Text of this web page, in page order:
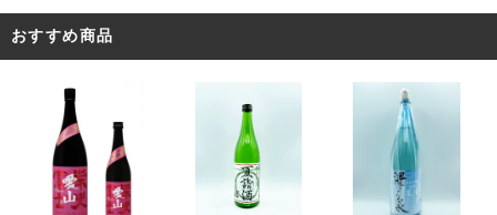
おすすめ商品